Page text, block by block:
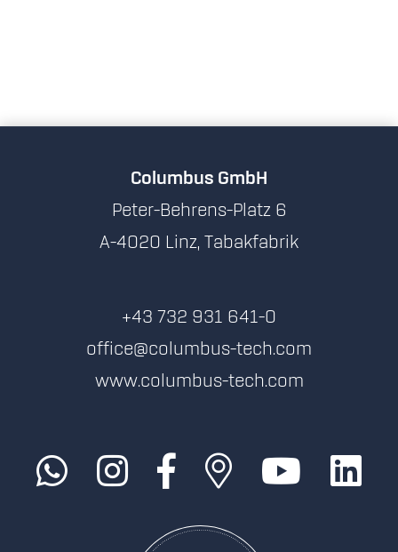
Columbus GmbH
Peter-Behrens-Platz 6
A-4020 Linz, Tabakfabrik
+43 732 931 641-0
office@columbus-tech.com
www.columbus-tech.com